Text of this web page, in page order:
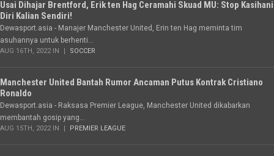
Usai Dihajar Brentford, Erik ten Hag Ceramahi Skuad MU: Stop Kasihani
Diri Kalian Sendiri!
Dewasport.asia - Manajer Manchester United, Erin ten Hag meminta tim
asuhannya untuk berhenti...
AUG 16TH, 2022 IN SOCCER
Manchester United Bantah Rumor Ancaman Putus Kontrak Cristiano
Ronaldo
Dewasport.asia - Raksasa Premier League, Manchester United dikabarkan
membantah gosip yang...
AUG 15TH, 2022 IN PREMIER LEAGUE